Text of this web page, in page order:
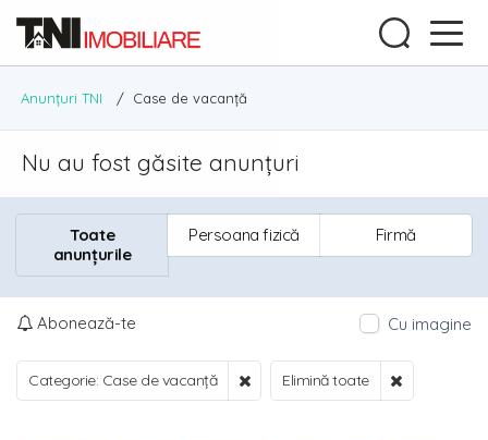
Anunțuri TNI / Case de vacanță
Nu au fost găsite anunțuri
Toate
anunțurile
Persoana fizică Firmă
Abonează-te Cu imagine
Categorie: Case de vacanță Elimină toate